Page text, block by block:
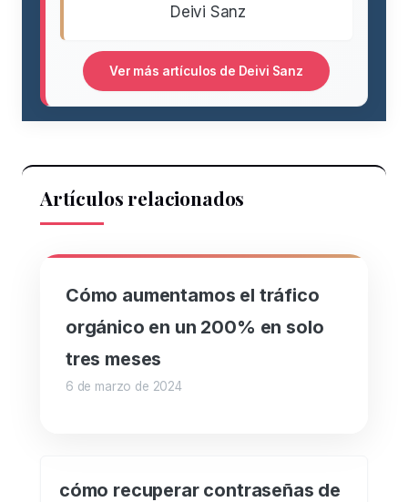
Deivi Sanz
Ver más artículos de Deivi Sanz
Artículos relacionados
Cómo aumentamos el tráfico
orgánico en un 200% en solo
tres meses
6 de marzo de 2024
cómo recuperar contraseñas de